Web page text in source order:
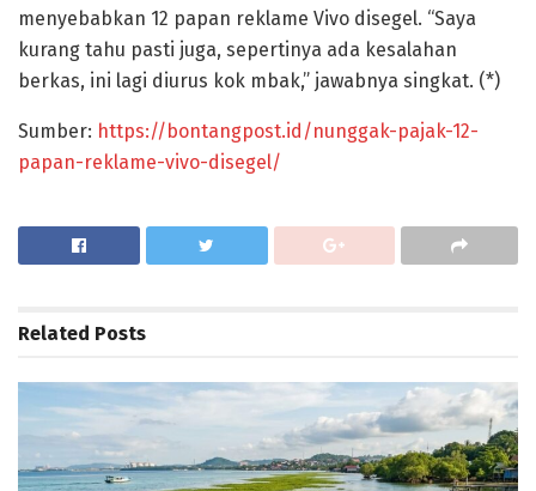
menyebabkan 12 papan reklame Vivo disegel. “Saya
kurang tahu pasti juga, sepertinya ada kesalahan
berkas, ini lagi diurus kok mbak,” jawabnya singkat. (*)
Sumber: https://bontangpost.id/nunggak-pajak-12-
papan-reklame-vivo-disegel/
Related Posts